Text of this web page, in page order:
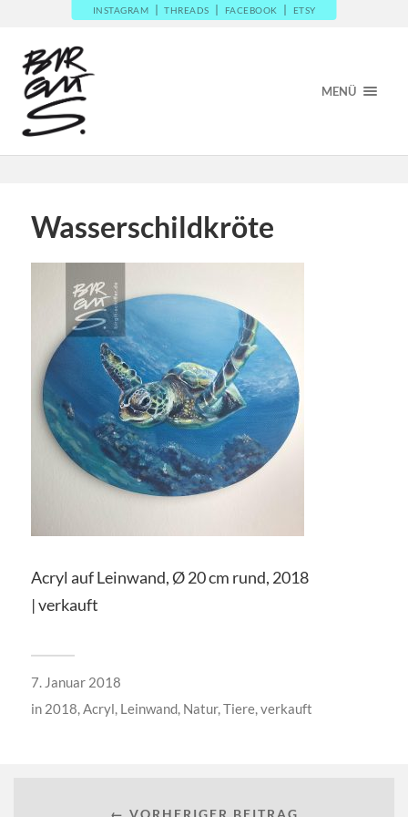
INSTAGRAM THREADS FACEBOOK ETSY
MENÜ
Wasserschildkröte
Acryl auf Leinwand, Ø 20 cm rund, 2018
| verkauft
7. Januar 2018
in 2018,Acryl, Leinwand, Natur,Tiere,verkauft